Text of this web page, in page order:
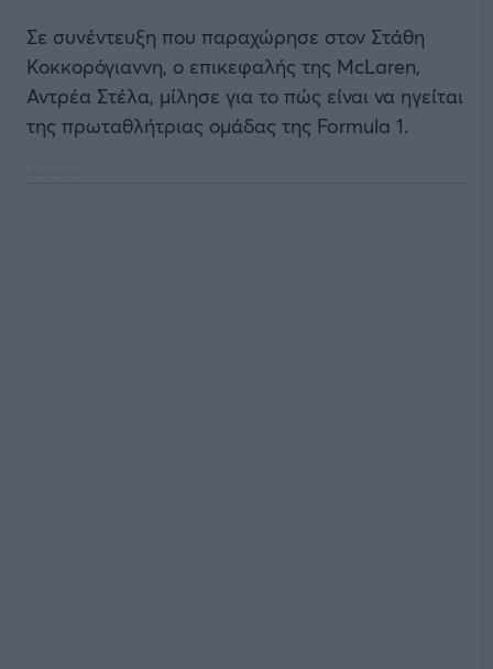
Σε συνέντευξη που παραχώρησε στον Στάθη
Κοκκορόγιαννη, ο επικεφαλής της McLaren,
Αντρέα Στέλα, μίλησε για το πώς είναι να ηγείται
της πρωταθλήτριας ομάδας της Formula 1.